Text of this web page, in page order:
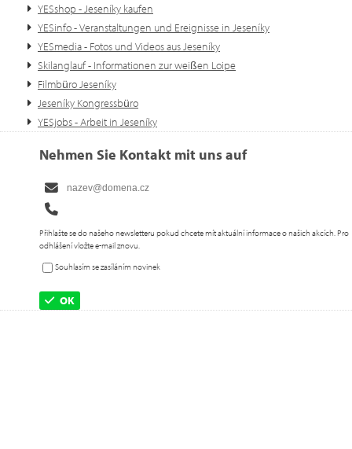
YESshop - Jeseníky kaufen
YESinfo - Veranstaltungen und Ereignisse in Jeseníky
YESmedia - Fotos und Videos aus Jeseníky
Skilanglauf - Informationen zur weißen Loipe
Filmbüro Jeseníky
Jeseníky Kongressbüro
YESjobs - Arbeit in Jeseníky
Nehmen Sie Kontakt mit uns auf
Přihlašte se do našeho newsletteru pokud chcete mít aktuální informace o našich akcích. Pro
odhlášení vložte e-mail znovu.
Souhlasím se zasíláním novinek
OK